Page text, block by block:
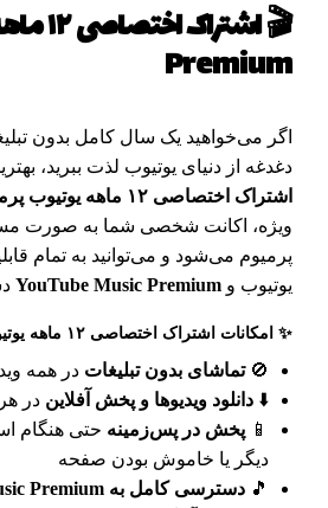
Premium
اگر می‌خواهید یک سال کامل بدون
دغدغه از دنیای یوتیوب لذت ببرید،
اشتراک اختصاصی ۱۲ ماهه یوتیوب پرمیوم
ویژه، اکانت شخصی شما به صورت
پرمیوم می‌شود و می‌توانید به تمام
یوتیوب و YouTube Music Premium
✨ امکانات اشتراک اختصاصی ۱۲ ماهه یوتیوب پرمیوم
🚫تماشای بدون تبلیغات در همه
⬇️ دانلود ویدیوها و پخش آفلاین در
📱 پخش در پس‌زمینه حتی هنگام
دیگر یا خاموش بودن صفحه
🎵 دسترسی کامل به YouTube Music Premium